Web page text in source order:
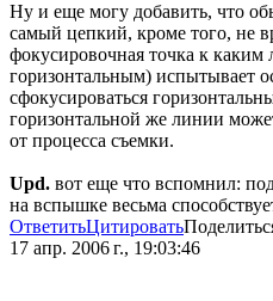
Ну и еще могу добавить, что
самый цепкий, кроме того, не
фокусировочная точка к
горизонтальным) испытывает
сфокусироваться
горизонтальной же линии
от процесса съемки.
Upd. вот еще что вспомнил:
на вспышке весьма
ОтветитьЦитировать
17 апр. 2006 г., 19:03:46